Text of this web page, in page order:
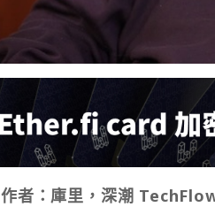
作者：庫里，深潮